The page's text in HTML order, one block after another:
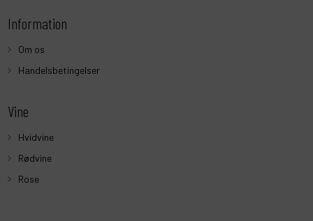
Information
Om os
Handelsbetingelser
Vine
Hvidvine
Rødvine
Rose